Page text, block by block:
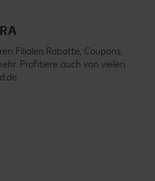
Filialen Rabatte, Coupons,
Profitiere auch von vielen